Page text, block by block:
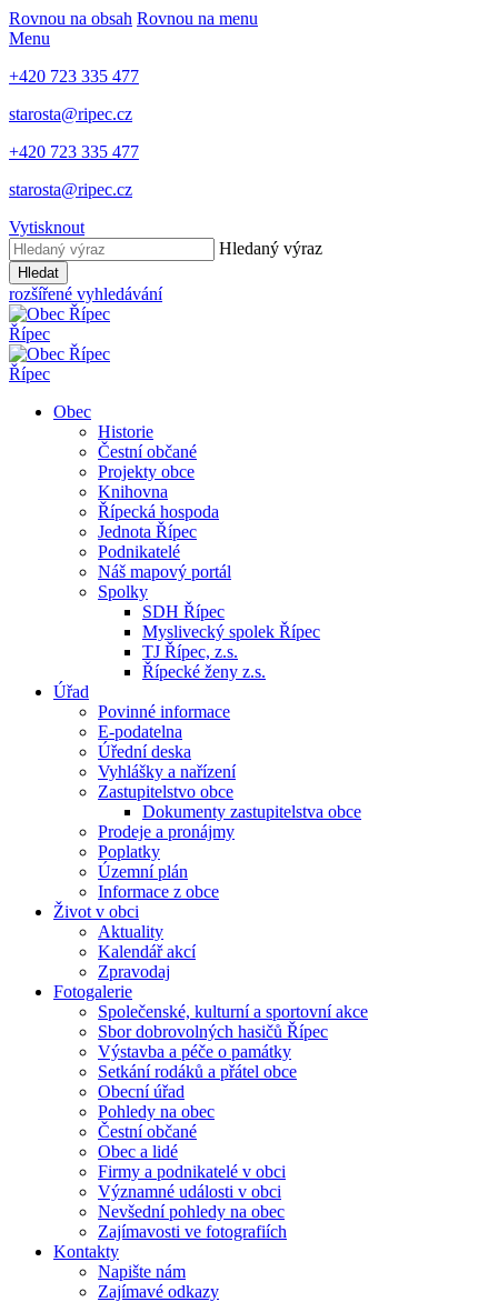
Rovnou na obsah Rovnou na menu
Menu
+420 723 335 477
starosta@ripec.cz
+420 723 335 477
starosta@ripec.cz
Vytisknout
Hledaný výraz
Hledat
rozšířené vyhledávání
Řípec
Řípec
Obec
Historie
Čestní občané
Projekty obce
Knihovna
Řípecká hospoda
Jednota Řípec
Podnikatelé
Náš mapový portál
Spolky
SDH Řípec
Myslivecký spolek Řípec
TJ Řípec, z.s.
Řípecké ženy z.s.
Úřad
Povinné informace
E-podatelna
Úřední deska
Vyhlášky a nařízení
Zastupitelstvo obce
Dokumenty zastupitelstva obce
Prodeje a pronájmy
Poplatky
Územní plán
Informace z obce
Život v obci
Aktuality
Kalendář akcí
Zpravodaj
Fotogalerie
Společenské, kulturní a sportovní akce
Sbor dobrovolných hasičů Řípec
Výstavba a péče o památky
Setkání rodáků a přátel obce
Obecní úřad
Pohledy na obec
Čestní občané
Obec a lidé
Firmy a podnikatelé v obci
Významné události v obci
Nevšední pohledy na obec
Zajímavosti ve fotografiích
Kontakty
Napište nám
Zajímavé odkazy